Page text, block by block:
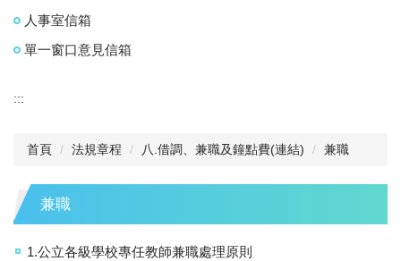
人事室信箱
單一窗口意見信箱
:::
首頁 法規章程 八.借調、兼職及鐘點費(連結) 兼職
兼職
1.公立各級學校專任教師兼職處理原則